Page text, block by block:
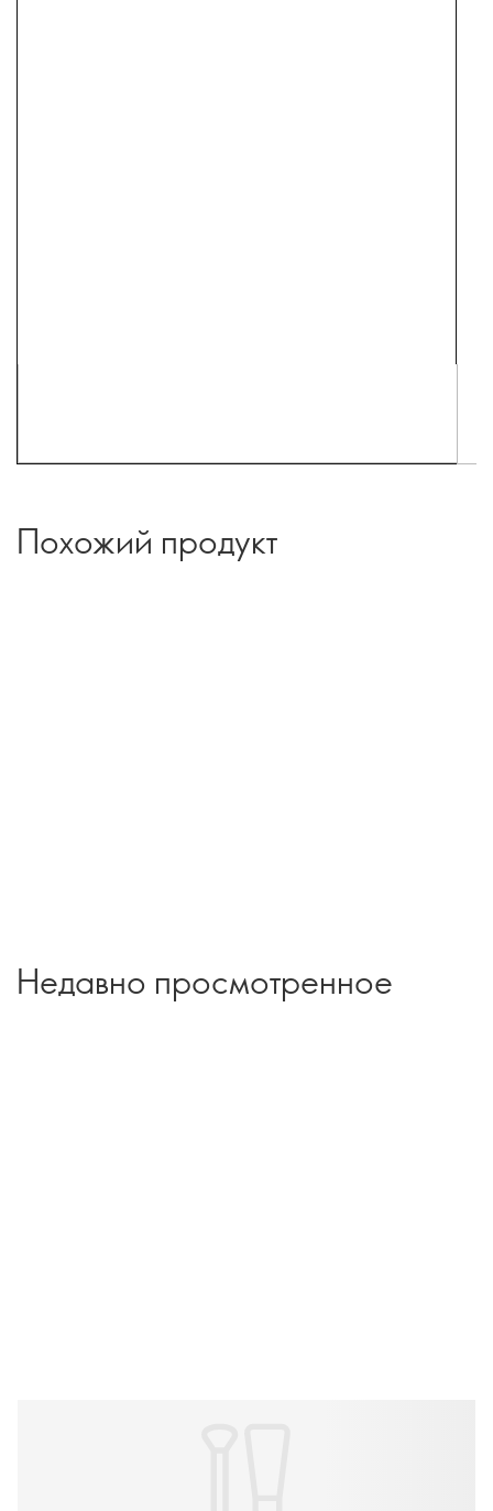
Похожий продукт
Недавно просмотренное